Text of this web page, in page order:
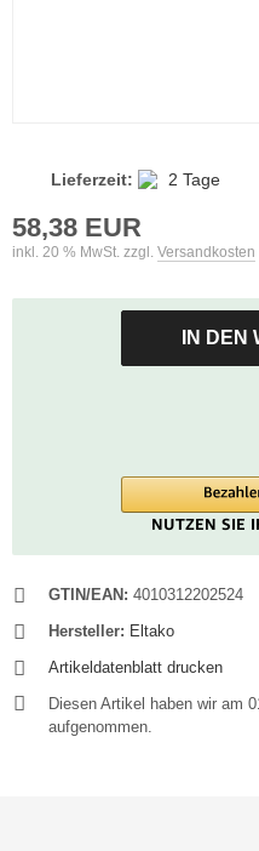
Lieferzeit: 2 Tage
58,38 EUR
inkl. 20 % MwSt. zzgl. Versandkosten
IN DEN
GTIN/EAN: 4010312202524
Hersteller: Eltako
Artikeldatenblatt drucken
Diesen Artikel haben wir am
aufgenommen.